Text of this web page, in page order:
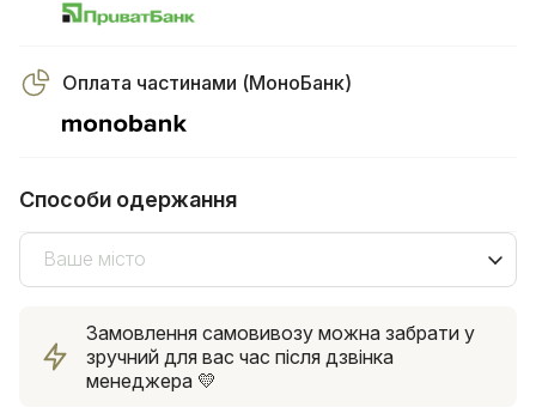
Оплата частинами (МоноБанк)
Способи одержання
Ваше місто
Замовлення самовивозу можна забрати у
зручний для вас час після дзвінка
менеджера 💛